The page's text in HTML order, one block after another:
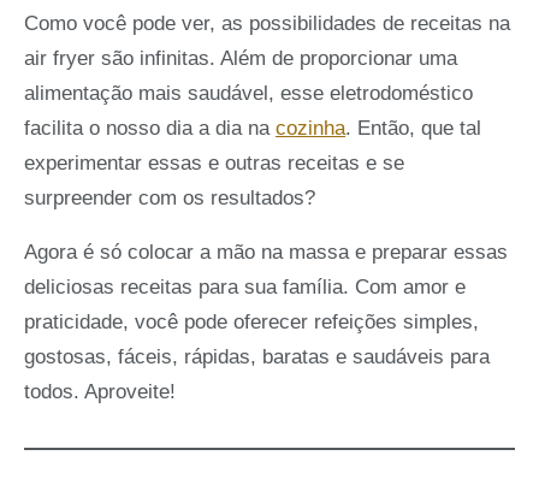
Como você pode ver, as possibilidades de receitas na
air fryer são infinitas. Além de proporcionar uma
alimentação mais saudável, esse eletrodoméstico
facilita o nosso dia a dia na cozinha. Então, que tal
experimentar essas e outras receitas e se
surpreender com os resultados?
Agora é só colocar a mão na massa e preparar essas
deliciosas receitas para sua família. Com amor e
praticidade, você pode oferecer refeições simples,
gostosas, fáceis, rápidas, baratas e saudáveis para
todos. Aproveite!